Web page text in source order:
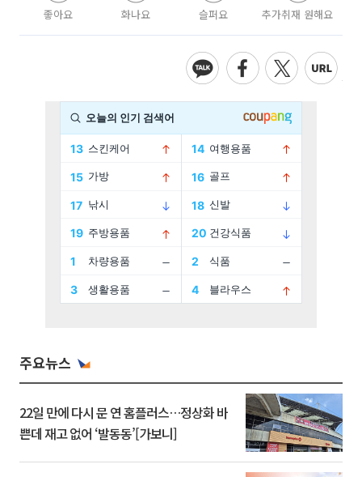
좋아요 화나요 슬퍼요 추가취재 원해요
주요뉴스
22일 만에 다시 문 연 홈플러스…정상화 바
쁜데 재고 없어 ‘발동동’[가보니]